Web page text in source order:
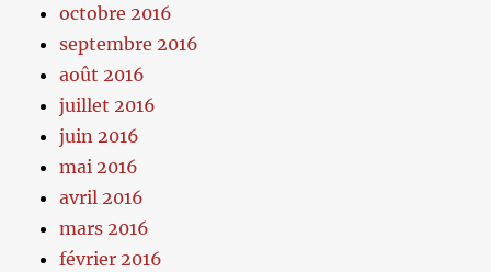
octobre 2016
septembre 2016
août 2016
juillet 2016
juin 2016
mai 2016
avril 2016
mars 2016
février 2016